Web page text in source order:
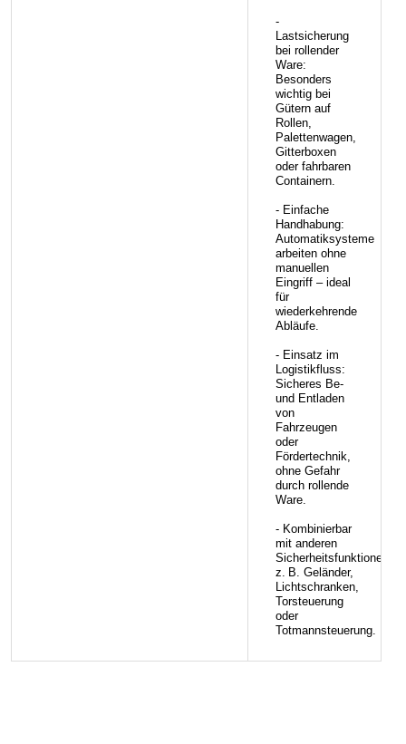
-
Lastsicherung
bei rollender
Ware:
Besonders
wichtig bei
Gütern auf
Rollen,
Palettenwagen,
Gitterboxen
oder fahrbaren
Containern.
- Einfache
Handhabung:
Automatiksysteme
arbeiten ohne
manuellen
Eingriff – ideal
für
wiederkehrende
Abläufe.
- Einsatz im
Logistikfluss:
Sicheres Be-
und Entladen
von
Fahrzeugen
oder
Fördertechnik,
ohne Gefahr
durch rollende
Ware.
- Kombinierbar
mit anderen
Sicherheitsfunktionen:
z. B. Geländer,
Lichtschranken,
Torsteuerung
oder
Totmannsteuerung.